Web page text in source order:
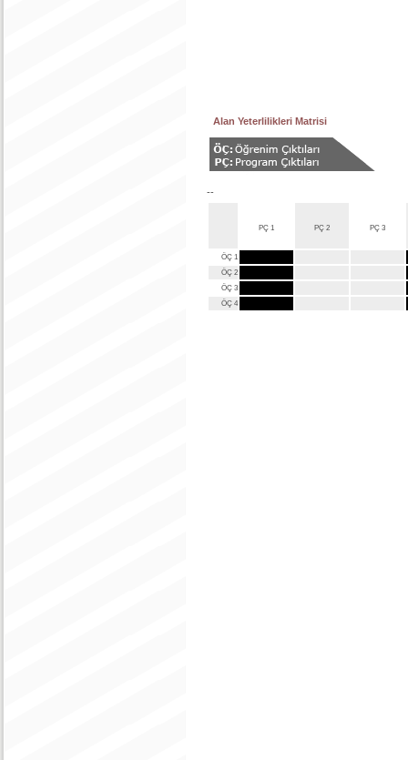
Alan Yeterlilikleri Matrisi
--
PÇ 1 PÇ 2 PÇ 3
ÖÇ 1
ÖÇ 2
ÖÇ 3
ÖÇ 4